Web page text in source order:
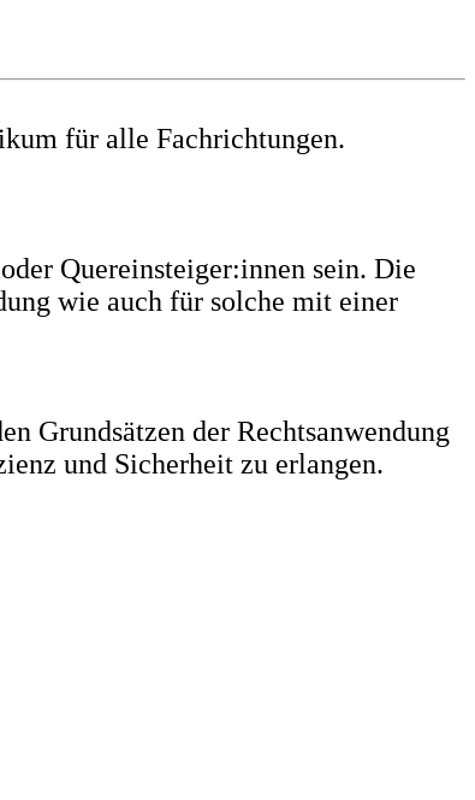
für alle Fachrichtungen.
Quereinsteiger:innen sein. Die
wie auch für solche mit einer
Grundsätzen der Rechtsanwendung
und Sicherheit zu erlangen.